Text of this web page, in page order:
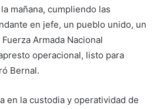
mañana, cumpliendo las
en jefe, un pueblo unido, un
Armada Nacional
operacional, listo para
Bernal.
en la custodia y operatividad de